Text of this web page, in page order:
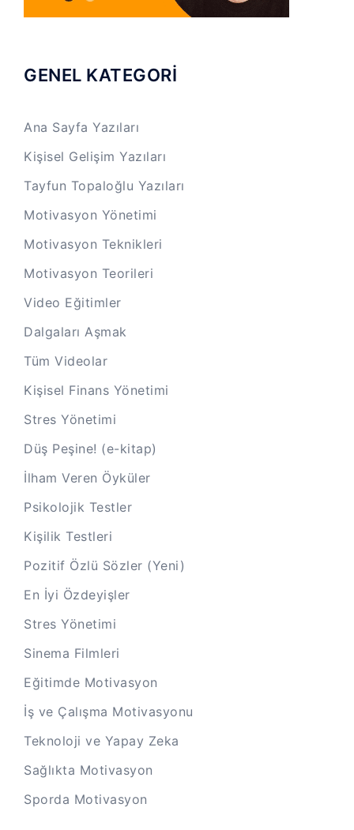
GENEL KATEGORİ
Ana Sayfa Yazıları
Kişisel Gelişim Yazıları
Tayfun Topaloğlu Yazıları
Motivasyon Yönetimi
Motivasyon Teknikleri
Motivasyon Teorileri
Video Eğitimler
Dalgaları Aşmak
Tüm Videolar
Kişisel Finans Yönetimi
Stres Yönetimi
Düş Peşine! (e-kitap)
İlham Veren Öyküler
Psikolojik Testler
Kişilik Testleri
Pozitif Özlü Sözler (Yeni)
En İyi Özdeyişler
Stres Yönetimi
Sinema Filmleri
Eğitimde Motivasyon
İş ve Çalışma Motivasyonu
Teknoloji ve Yapay Zeka
Sağlıkta Motivasyon
Sporda Motivasyon